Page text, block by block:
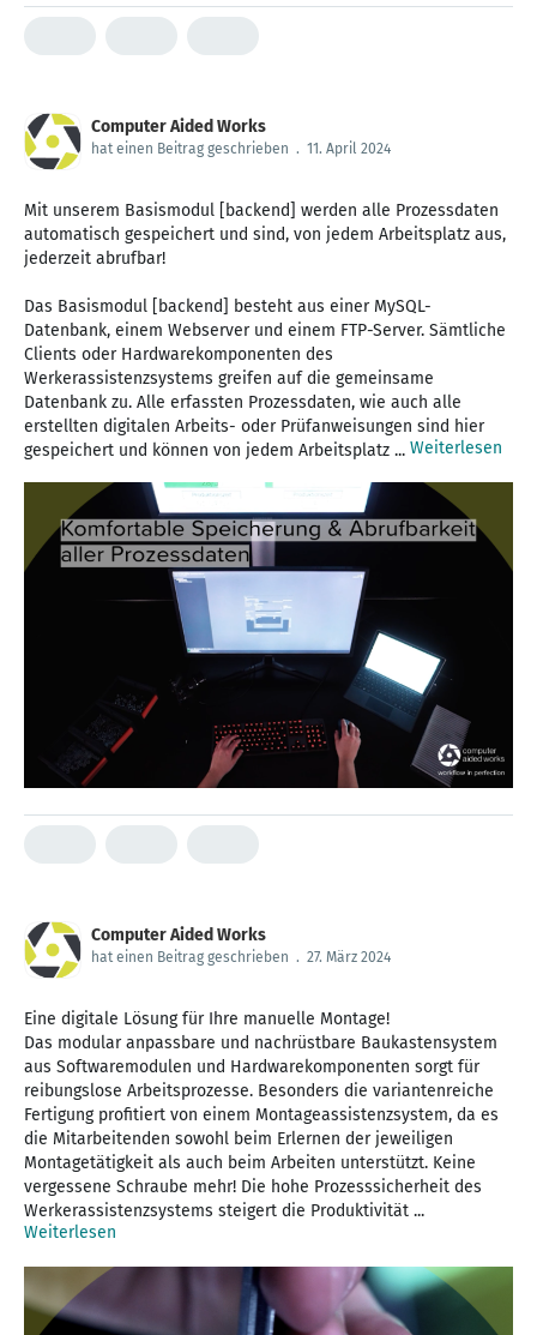
Computer Aided Works
hat einen Beitrag geschrieben . 11. April 2024
Mit unserem Basismodul [backend] werden alle Prozessdaten
automatisch gespeichert und sind, von jedem Arbeitsplatz aus,
jederzeit abrufbar!
Das Basismodul [backend] besteht aus einer MySQL-
Datenbank, einem Webserver und einem FTP-Server. Sämtliche
Clients oder Hardwarekomponenten des
Werkerassistenzsystems greifen auf die gemeinsame
Datenbank zu. Alle erfassten Prozessdaten, wie auch alle
erstellten digitalen Arbeits- oder Prüfanweisungen sind hier
gespeichert und können von jedem Arbeitsplatz ... Weiterlesen
Computer Aided Works
hat einen Beitrag geschrieben . 27. März 2024
Eine digitale Lösung für Ihre manuelle Montage!
Das modular anpassbare und nachrüstbare Baukastensystem
aus Softwaremodulen und Hardwarekomponenten sorgt für
reibungslose Arbeitsprozesse. Besonders die variantenreiche
Fertigung profitiert von einem Montageassistenzsystem, da es
die Mitarbeitenden sowohl beim Erlernen der jeweiligen
Montagetätigkeit als auch beim Arbeiten unterstützt. Keine
vergessene Schraube mehr! Die hohe Prozesssicherheit des
Werkerassistenzsystems steigert die Produktivität ...
Weiterlesen